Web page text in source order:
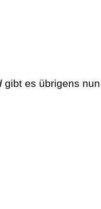
gibt es übrigens